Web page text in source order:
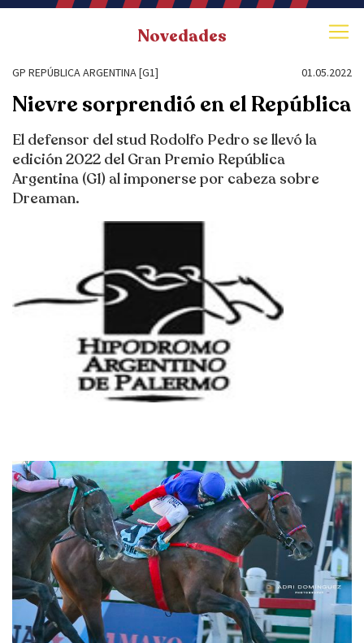
Novedades
GP REPÚBLICA ARGENTINA [G1] 01.05.2022
Nievre sorprendió en el República
El defensor del stud Rodolfo Pedro se llevó la
edición 2022 del Gran Premio República
Argentina (G1) al imponerse por cabeza sobre
Dreaman.